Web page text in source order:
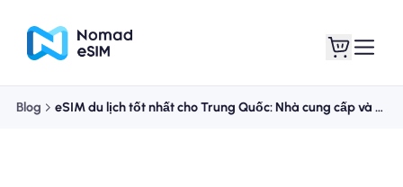
Blog eSIM du lịch tốt nhất cho Trung Quốc: Nhà cung cấp và hướng dẫn cài đặt